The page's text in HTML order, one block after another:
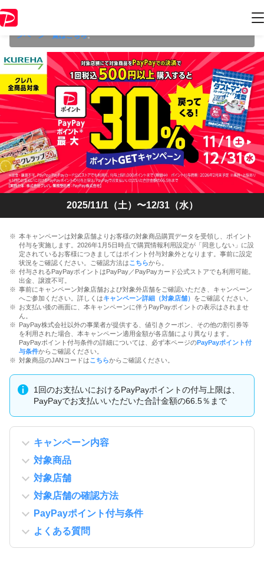
ージ内の情報はキャンペーン終了時点のものになります。
ンペーン一覧はこちら。
2025/11/1（土）〜12/31（水）
本キャンペーンは対象店舗よりお客様の対象商品購買データを受領し、ポイント
付与を実施します。2026年1月5日時点で購買情報利用設定が「同意しない」に設
定されているお客様につきましてはポイント付与対象外となります。事前に設定
状況をご確認ください。ご確認方法はこちらから。
付与されるPayPayポイントはPayPay／PayPayカード公式ストアでも利用可能。
出金、譲渡不可。
事前にキャンペーン対象店舗および対象外店舗をご確認いただき、キャンペーン
へご参加ください。詳しくはキャンペーン詳細（対象店舗） をご確認ください。
お支払い後の画面に、本キャンペーンに伴うPayPayポイントの表示はされませ
ん。
PayPay株式会社以外の事業者が提供する、値引きクーポン、その他の割引券等
を利用された場合、本キャンペーン適用金額が各店舗により異なります。
PayPayポイント付与条件の詳細については、必ず本ページのPayPayポイント付
与条件からご確認ください。
対象商品のJANコードはこちらからご確認ください。
1回のお支払いにおけるPayPayポイントの付与上限は、
PayPayでお支払いいただいた合計金額の66.5％まで
キャンペーン内容
対象商品
対象店舗
対象店舗の確認方法
PayPayポイント付与条件
よくある質問